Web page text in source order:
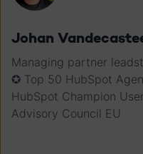
Johan
Managing partner
✪ Top 50 HubSpot
HubSpot Champion
Advisory Council EU